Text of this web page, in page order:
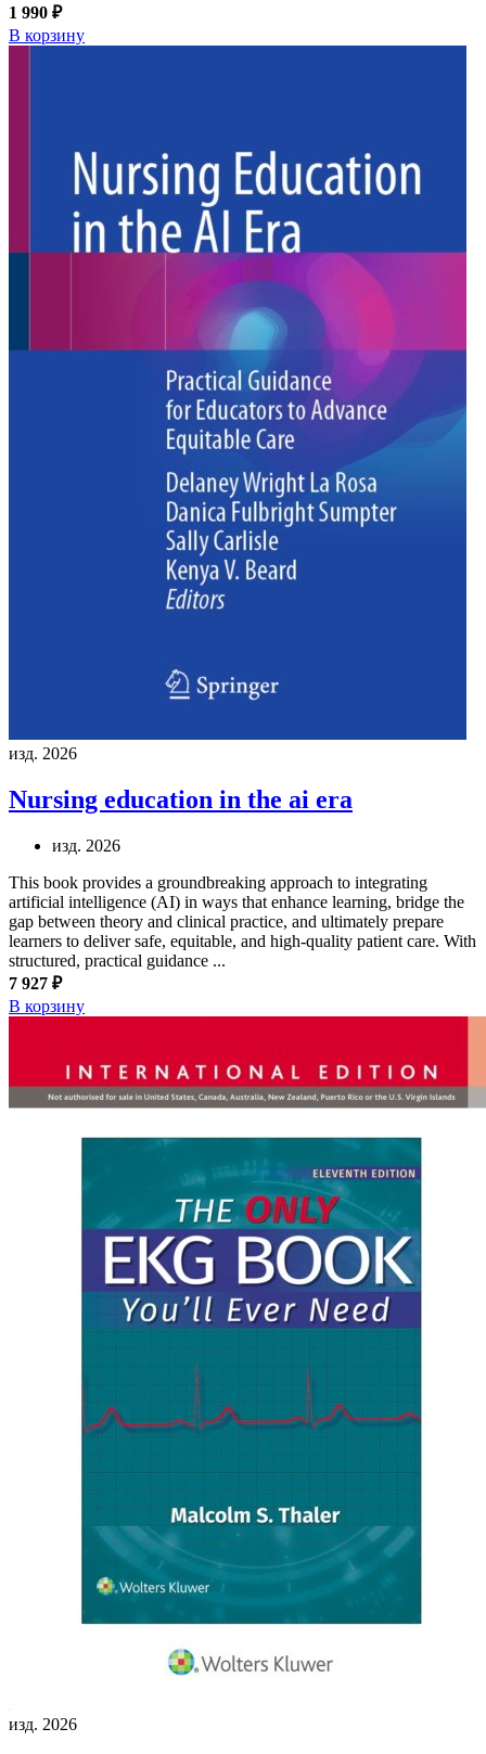
1 990 ₽
В корзину
изд. 2026
Nursing education in the ai era
изд. 2026
This book provides a groundbreaking approach to integrating
artificial intelligence (AI) in ways that enhance learning, bridge the
gap between theory and clinical practice, and ultimately prepare
learners to deliver safe, equitable, and high-quality patient care. With
structured, practical guidance ...
7 927 ₽
В корзину
изд. 2026